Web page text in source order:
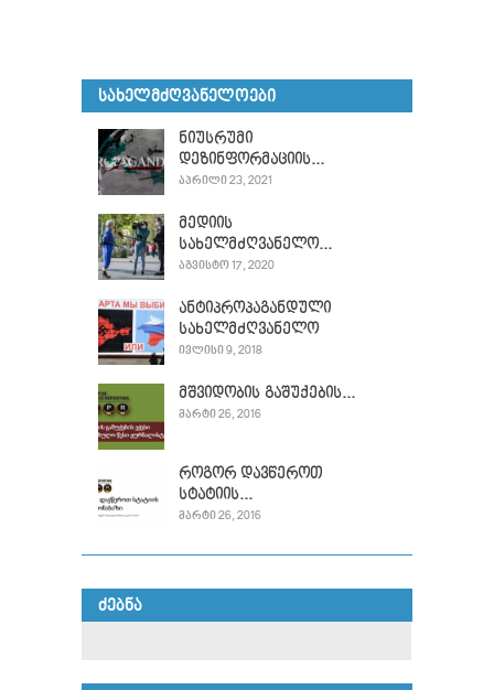
ᲡᲐᲮᲔᲚᲛᲫᲦᲕᲐᲜᲔᲚᲝᲔᲑᲘ
ნიუსრუმი
დეზინფორმაციის...
ᲐᲞᲠᲘᲚᲘ 23, 2021
მედიის
სახელმძღვანელო...
ᲐᲒᲕᲘᲡᲢᲝ 17, 2020
ანტიპროპაგანდული
სახელმძღვანელო
ᲘᲕᲚᲘᲡᲘ 9, 2018
მშვიდობის გაშუქების...
ᲛᲐᲠᲢᲘ 26, 2016
როგორ დავწეროთ
სტატიის...
ᲛᲐᲠᲢᲘ 26, 2016
ᲫᲔᲑᲜᲐ